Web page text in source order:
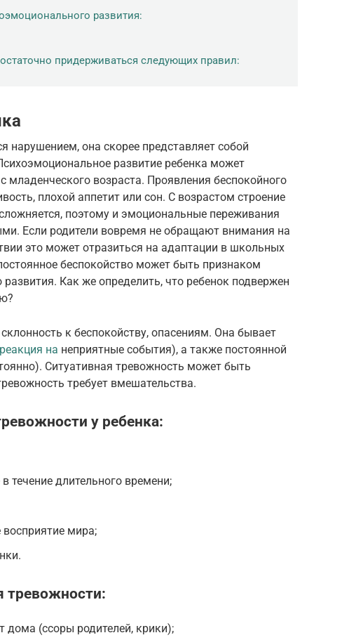
развития:
придерживаться следующих правил:
нарушением, она скорее представляет собой
развитие ребенка может
возраста. Проявления беспокойного
плохой аппетит или сон. С возрастом строение
поэтому и эмоциональные переживания
Если родители вовремя не обращают внимания на
это может отразиться на адаптации в школьных
беспокойство может быть признаком
Как же определить, что ребенок подвержен
к беспокойству, опасениям. Она бывает
на неприятные события), а также постоянной
Ситуативная тревожность может быть
требует вмешательства.
у ребенка:
течение длительного времени;
мира;
тревожности:
дома (ссоры родителей, крики);